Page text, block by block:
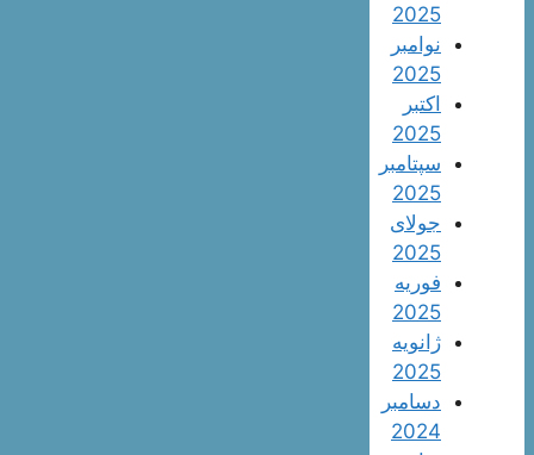
2025
نوامبر
2025
اکتبر
2025
سپتامبر
2025
جولای
2025
فوریه
2025
ژانویه
2025
دسامبر
2024